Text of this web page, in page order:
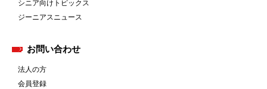
シニア向けトピックス
ジーニアスニュース
お問い合わせ
法人の方
会員登録